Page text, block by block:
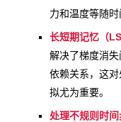
力和温度等随时
长短期记忆（
解决了梯度消
依赖关系，这
拟尤为重要。
处理不规则时间